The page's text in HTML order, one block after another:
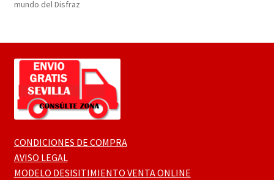
mundo del Disfraz
CONDICIONES DE COMPRA
AVISO LEGAL
MODELO DESISITIMIENTO VENTA ONLINE